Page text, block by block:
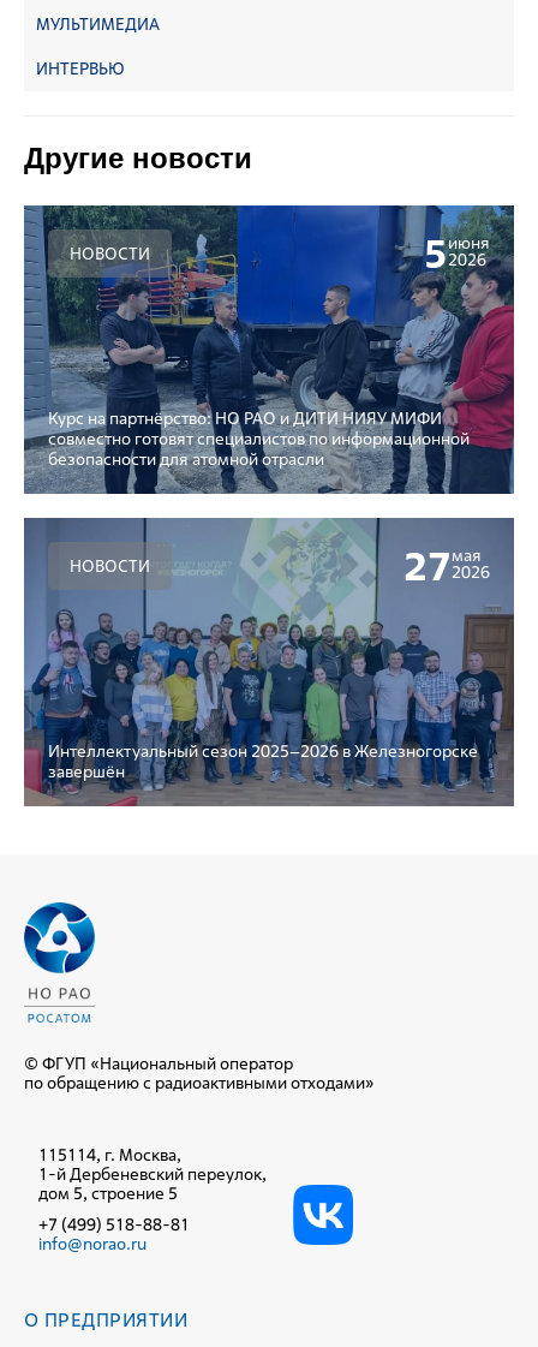
МУЛЬТИМЕДИА
ИНТЕРВЬЮ
Другие новости
НОВОСТИ 5июня
2026
Курс на партнёрство: НО РАО и ДИТИ НИЯУ МИФИ
совместно готовят специалистов по информационной
безопасности для атомной отрасли
НОВОСТИ 27мая
2026
Интеллектуальный сезон 2025–2026 в Железногорске
завершён
© ФГУП «Национальный оператор
по обращению с радиоактивными отходами»
115114, г. Москва,
1-й Дербеневский переулок,
дом 5, строение 5
+7 (499) 518-88-81
info@norao.ru
О ПРЕДПРИЯТИИ